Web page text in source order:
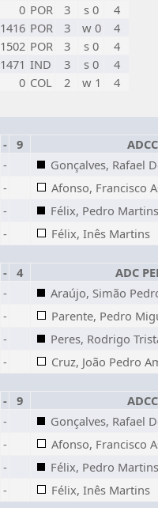
0 POR 3 s 0
4
1416 POR 3 w 0
4
1502 POR 3 s 0
4
1471 IND 3 s 0
4
0 COL 2 w 1 4
- 9
- Gonçalves, Rafael
- Afonso, Francisco
- Félix, Pedro Martins
- Félix, Inês Martins
- 4 ADC
- Araújo, Simão
- Parente, Pedro
- Peres, Rodrigo
- Cruz, João Pedro
- 9
- Gonçalves, Rafael
- Afonso, Francisco
- Félix, Pedro Martins
- Félix, Inês Martins